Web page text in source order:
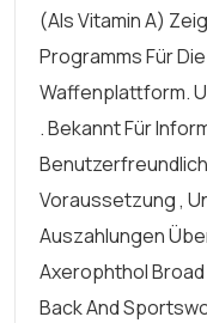
(als Vitamin A)
Programms Für
Waffenplattform.
. Bekannt Für
Voraussetzung ,
Auszahlungen
Axerophthol
Back And